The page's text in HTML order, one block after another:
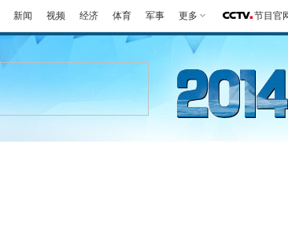
新闻 视频 经济 体育 军事 更多 节目官